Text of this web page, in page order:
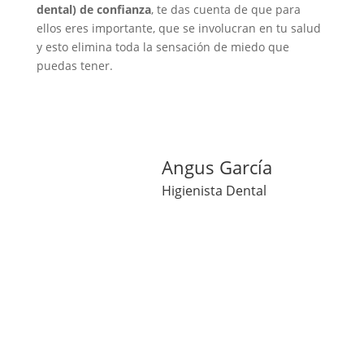
dental) de confianza, te das cuenta de que para
ellos eres importante, que se involucran en tu salud
y esto elimina toda la sensación de miedo que
puedas tener.
Angus García
Higienista Dental